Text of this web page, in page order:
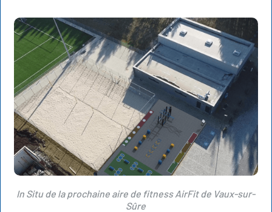
In Situ de la prochaine aire de fitness AirFit de Vaux-sur-
Sûre